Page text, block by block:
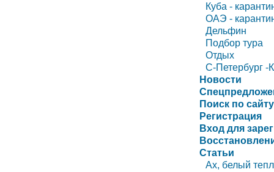
Куба -
ОАЭ -
Дельфин
Подбор тура
Отдых
С-Петербург -
Новости
Поиск по сайту
Регистрация
Вход для
Статьи
Ах, белый